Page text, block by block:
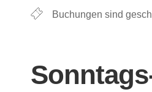
Buchungen sind